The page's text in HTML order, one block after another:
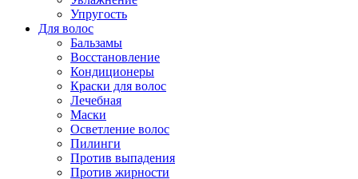
Упругость
Для волос
Бальзамы
Восстановление
Кондиционеры
Краски для волос
Лечебная
Маски
Осветление волос
Пилинги
Против выпадения
Против жирности